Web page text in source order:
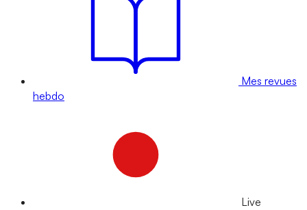
Mes revues
hebdo
Live